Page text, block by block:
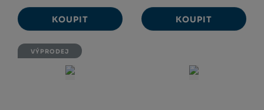
KOUPIT KOUPIT
VÝPRODEJ